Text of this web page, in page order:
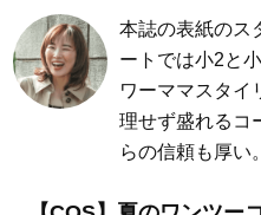
本誌の表紙のス
ートでは小2と
ワーママスタイ
理せず盛れるコ
らの信頼も厚い。